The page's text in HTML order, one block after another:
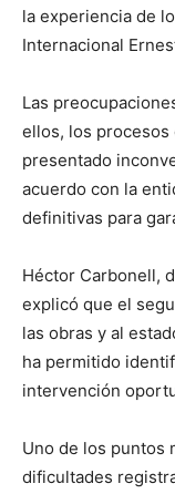
la experiencia de
Internacional
Las
ellos, los procesos
presentado
acuerdo con la
definitivas para
Héctor Carbonell,
explicó que el
las obras y al
ha permitido
intervención
Uno de los puntos
dificultades